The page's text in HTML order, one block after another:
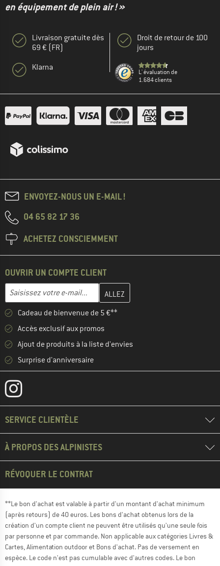
en équipement de plein air ! »
Livraison gratuite dès
69 € (FR)
Klarna
Droit de retour de 100
jours
L' évaluation de
1.684 clients
ENVOYEZ-NOUS UN E-MAIL !
04 65 82 17 36
ACHETEZ CONSCIEMMENT
OUVRIR UN COMPTE CLIENT
Adresse e-mail
Entrez votre adresse e-mail ici et créez votre compte client à la
Cadeau de bienvenue de 5 €**
Accès exclusif aux promos
Ajout de produits à la liste d'envies
Surprise d'anniversaire
SERVICE CLIENTÈLE
À PROPOS DES ALPINISTES
RÉVOQUER LE CONTRAT
**Le bon d'achat est valable à partir d'un montant d'achat minimum
(après retours) de 40 euros. Les bons d'achat obtenus lors de la
création d'un compte client ne peuvent être utilisés qu'une seule fois
par personne et par commande. Non applicable aux catégories Livres &
Cartes, Alimentation outdoor et Bons d'achat. Pas de versement en
espèce. Le code n'est pas cumulable avec d'autres codes. Le bon